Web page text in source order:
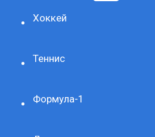
Хоккей
Теннис
Формула-1